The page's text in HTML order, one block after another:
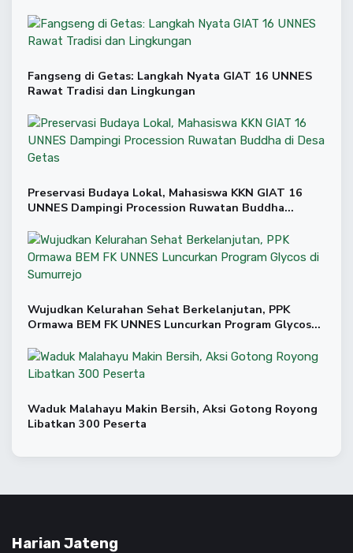
Fangseng di Getas: Langkah Nyata GIAT 16 UNNES
Rawat Tradisi dan Lingkungan
Preservasi Budaya Lokal, Mahasiswa KKN GIAT 16
UNNES Dampingi Procession Ruwatan Buddha…
Wujudkan Kelurahan Sehat Berkelanjutan, PPK
Ormawa BEM FK UNNES Luncurkan Program Glycos…
Waduk Malahayu Makin Bersih, Aksi Gotong Royong
Libatkan 300 Peserta
Harian Jateng